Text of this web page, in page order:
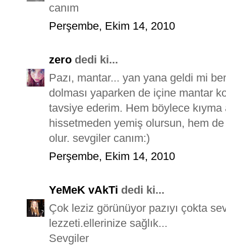
canım
Perşembe, Ekim 14, 2010
zero dedi ki...
Pazı, mantar... yan yana geldi mi
dolması yaparken de içine mantar
tavsiye ederim. Hem böylece
hissetmeden yemiş olursun, hem
olur. sevgiler canım:)
Perşembe, Ekim 14, 2010
YeMeK vAkTi dedi ki...
Çok leziz görünüyor pazıyı çokta
lezzeti.ellerinize sağlık...
Sevgiler